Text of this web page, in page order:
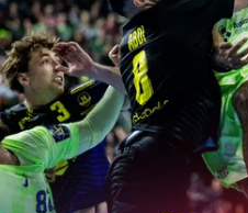
plusicon
más